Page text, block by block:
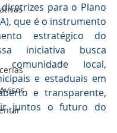
para o Plano
que é o instrumento
estratégico do
iniciativa busca
local,
e estaduais em
e transparente,
juntos o futuro do